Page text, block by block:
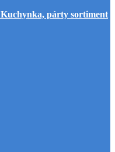
Kuchynka, párty sortiment